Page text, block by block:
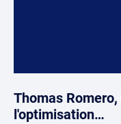
Thomas
l'optimisation…